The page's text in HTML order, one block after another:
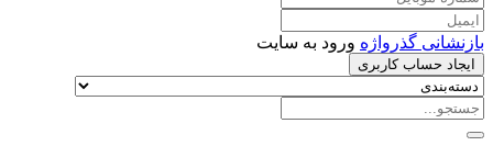
بازنشانی گذرواژه ورود به سایت
ایجاد حساب کاربری